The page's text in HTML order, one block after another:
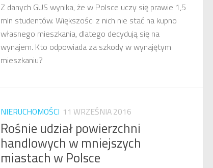
Z danych GUS wynika, że w Polsce uczy się prawie 1,5
mln studentów. Większości z nich nie stać na kupno
własnego mieszkania, dlatego decydują się na
wynajem. Kto odpowiada za szkody w wynajętym
mieszkaniu?
NIERUCHOMOŚCI 11 WRZEŚNIA 2016
Rośnie udział powierzchni
handlowych w mniejszych
miastach w Polsce